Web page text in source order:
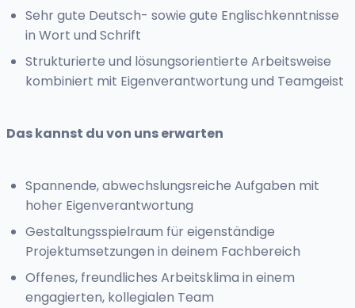
Sehr gute Deutsch- sowie gute Englischkenntnisse
in Wort und Schrift
Strukturierte und lösungsorientierte Arbeitsweise
kombiniert mit Eigenverantwortung und Teamgeist
Das kannst du von uns erwarten
Spannende, abwechslungsreiche Aufgaben mit
hoher Eigenverantwortung
Gestaltungsspielraum für eigenständige
Projektumsetzungen in deinem Fachbereich
Offenes, freundliches Arbeitsklima in einem
engagierten, kollegialen Team